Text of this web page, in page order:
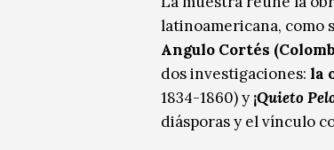
latinoamericana, como
Angulo Cortés
dos investigaciones: la
1834-1860) y ¡Quieto
diásporas y el vínculo